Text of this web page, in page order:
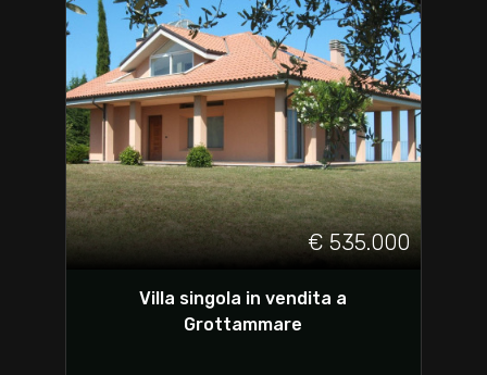
€ 535.000
Villa singola in vendita a
Grottammare